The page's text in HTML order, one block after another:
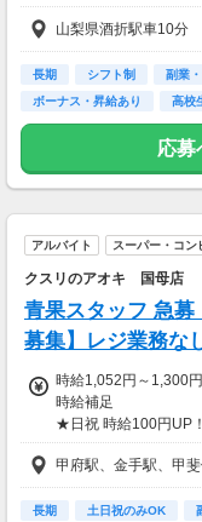
・研修／給与変動なし
〜月収例〜
◆学校と両立！学生さ
(( 平日18:00〜21:00 ))
時給1100円×3h×月12
時給1150円×5h×月 4日
⇒月収62,600円
(( 平日18:00〜21:00 ))
(( 土日12:00〜21:00 ))
時給1150円×8h×月8
⇒月収106,600円
上記は一例です☆
「これくらい稼ぎたい
合わせて調整もでき
さい！
★友人・知人紹介か
山梨県酒折駅車10分
長期 シフト制 副業
ボーナス・昇給あり
高校
応募
アルバイト スーパー・コン
クスリのアオキ 国母店
青果スタッフ 急募
募集】レジ業務な
時給1,052円～1,300円
時給補足
★日祝 時給100円UP！
8：30～17：00★時
17：00～22：00★時
★当社条件に対応で
8：00～17：00＋48
甲府駅、金手駅、甲
長期 土日祝のみOK